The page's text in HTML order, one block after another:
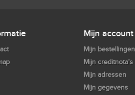
Mijn account
Mijn bestellingen
Mijn creditnota's
Mijn adressen
Mijn gegevens